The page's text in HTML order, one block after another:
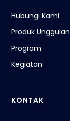
Hubungi Kami
Produk Unggulan
Program
Kegiatan
KONTAK